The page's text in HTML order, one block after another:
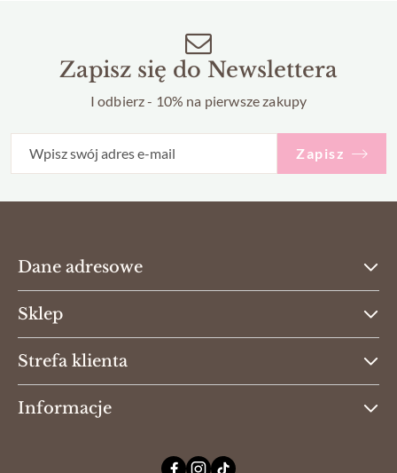
Zapisz się do Newslettera
I odbierz - 10% na pierwsze zakupy
Zapisz
Dane adresowe
Sklep
Strefa klienta
Informacje